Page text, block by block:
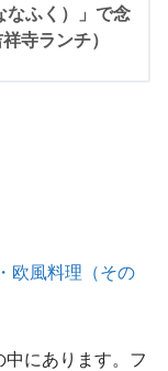
なふく）」で念
寺ランチ）
欧風料理（その
中にあります。フ